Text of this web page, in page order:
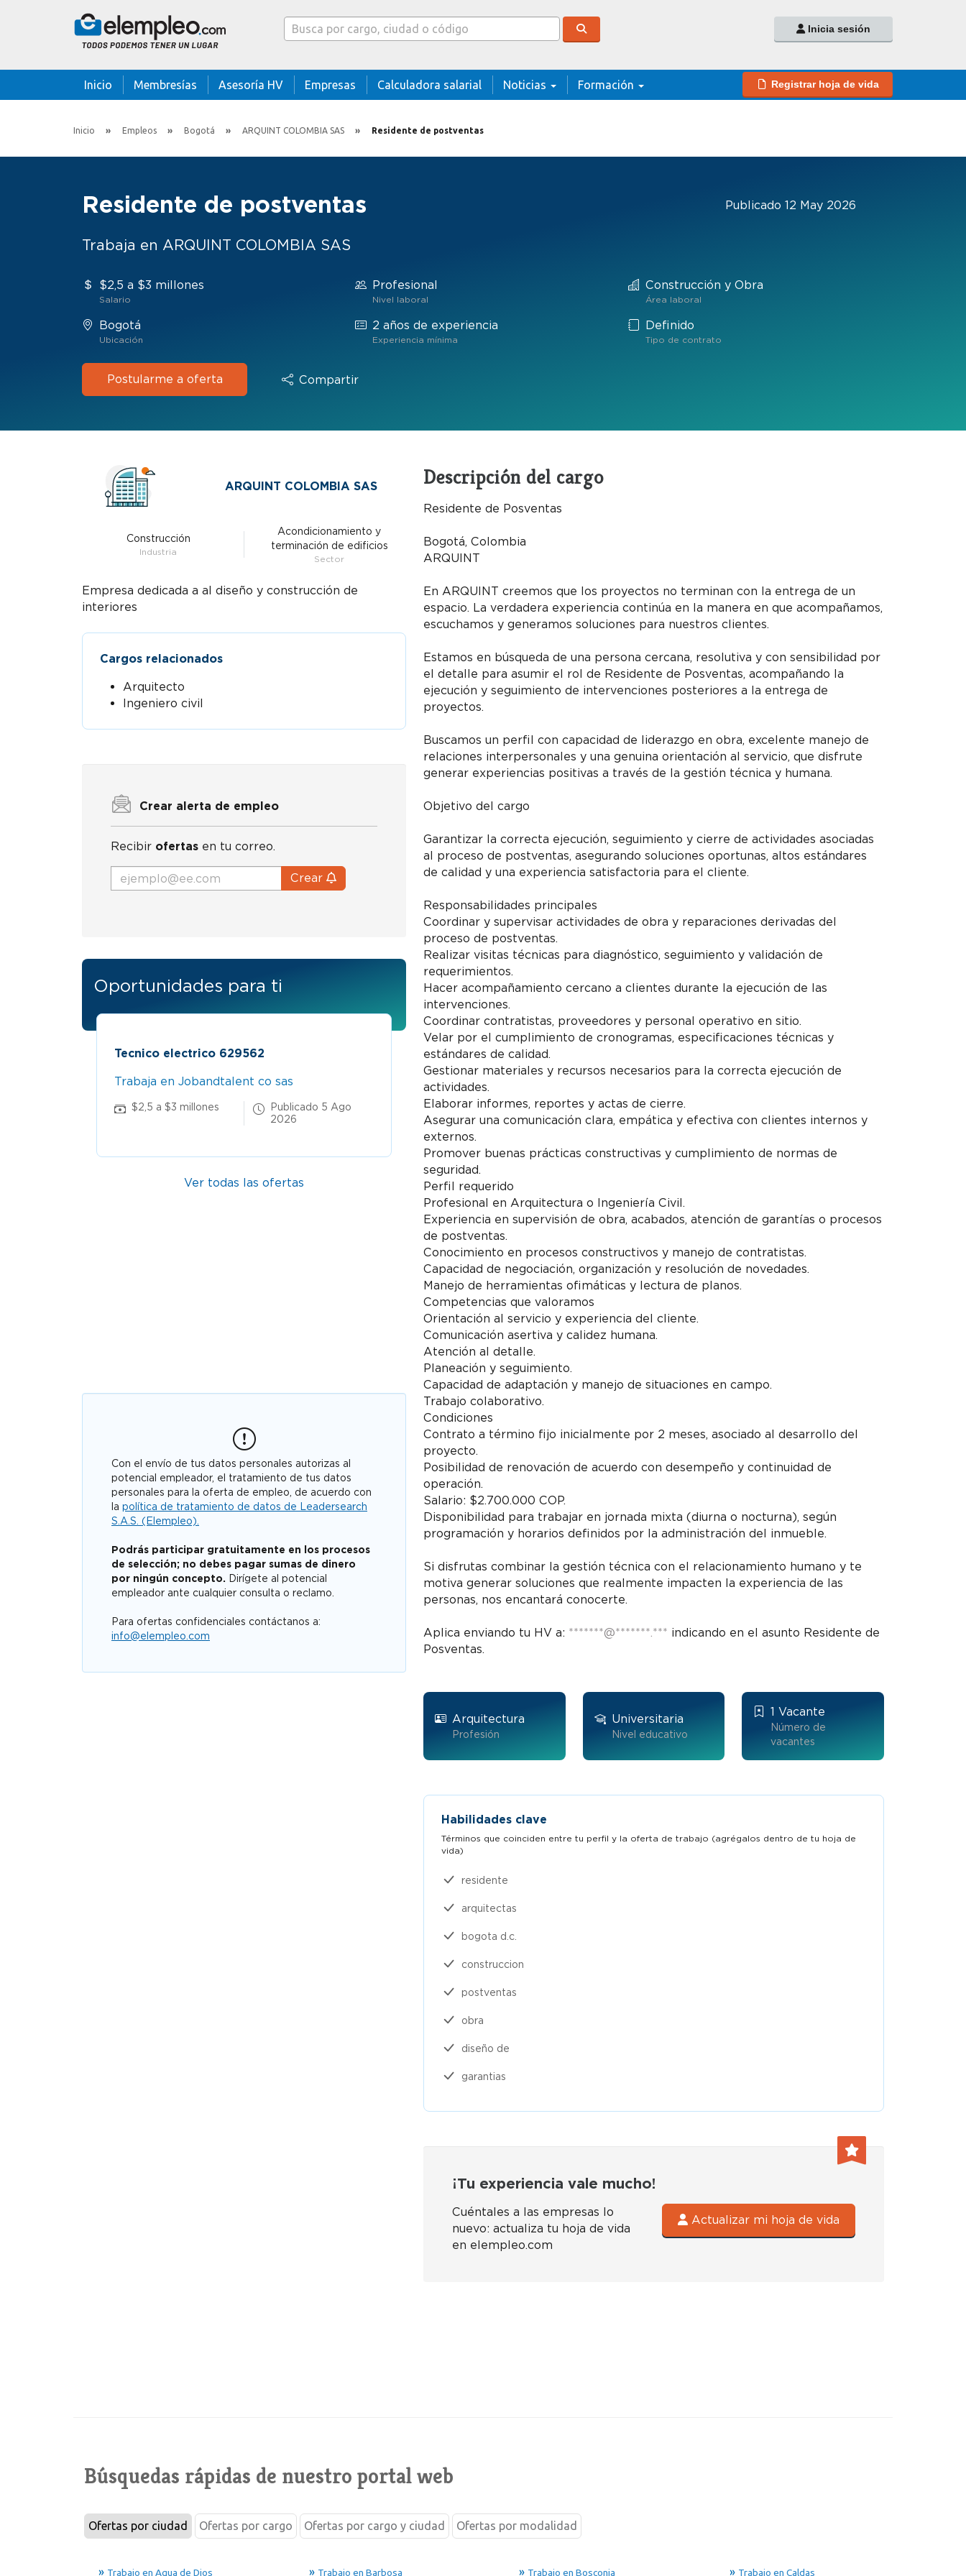
Caja buscador
Inicia sesión
Inicio Membresías Asesoría HV Empresas Calculadora salarial Noticias Formación Registrar hoja de vida
Inicio Empleos Bogotá ARQUINT COLOMBIA SAS Residente de postventas
Residente de postventas Publicado 12 May 2026
Trabaja en ARQUINT COLOMBIA SAS
$2,5 a $3 millones
Salario
Bogotá
Ubicación
Profesional
Nivel laboral
2 años de experiencia
Experiencia mínima
Construcción y Obra
Área laboral
Definido
Tipo de contrato
Postularme a oferta Compartir
ARQUINT COLOMBIA SAS
Construcción
Industria
Acondicionamiento y
terminación de edificios
Sector
Empresa dedicada a al diseño y construcción de
interiores
Cargos relacionados
Arquitecto
Ingeniero civil
Crear alerta de empleo
Recibir ofertas en tu correo.
Crear
Oportunidades para ti
Tecnico electrico 629562
Trabaja en Jobandtalent co sas
$2,5 a $3 millones
Publicado 5 Ago
2026
Ingeniero auxiliar de diseño - redes
eléctricas
Trabaja en Mach ingenieros sas
$2,5 a $3 millones
Publicado 5 Ago
2026
Trabaja en Empresa confidencial
Ver todas las ofertas
Con el envío de tus datos personales autorizas al
potencial empleador, el tratamiento de tus datos
personales para la oferta de empleo, de acuerdo con
la política de tratamiento de datos de Leadersearch
S.A.S. (Elempleo).
Podrás participar gratuitamente en los procesos
de selección; no debes pagar sumas de dinero
por ningún concepto. Dirígete al potencial
empleador ante cualquier consulta o reclamo.
Para ofertas confidenciales contáctanos a:
info@elempleo.com
Descripción del cargo
Residente de Posventas
Bogotá, Colombia
ARQUINT
En ARQUINT creemos que los proyectos no terminan con la entrega de un
espacio. La verdadera experiencia continúa en la manera en que acompañamos,
escuchamos y generamos soluciones para nuestros clientes.
Estamos en búsqueda de una persona cercana, resolutiva y con sensibilidad por
el detalle para asumir el rol de Residente de Posventas, acompañando la
ejecución y seguimiento de intervenciones posteriores a la entrega de
proyectos.
Buscamos un perfil con capacidad de liderazgo en obra, excelente manejo de
relaciones interpersonales y una genuina orientación al servicio, que disfrute
generar experiencias positivas a través de la gestión técnica y humana.
Objetivo del cargo
Garantizar la correcta ejecución, seguimiento y cierre de actividades asociadas
al proceso de postventas, asegurando soluciones oportunas, altos estándares
de calidad y una experiencia satisfactoria para el cliente.
Responsabilidades principales
Coordinar y supervisar actividades de obra y reparaciones derivadas del
proceso de postventas.
Realizar visitas técnicas para diagnóstico, seguimiento y validación de
requerimientos.
Hacer acompañamiento cercano a clientes durante la ejecución de las
intervenciones.
Coordinar contratistas, proveedores y personal operativo en sitio.
Velar por el cumplimiento de cronogramas, especificaciones técnicas y
estándares de calidad.
Gestionar materiales y recursos necesarios para la correcta ejecución de
actividades.
Elaborar informes, reportes y actas de cierre.
Asegurar una comunicación clara, empática y efectiva con clientes internos y
externos.
Promover buenas prácticas constructivas y cumplimiento de normas de
seguridad.
Perfil requerido
Profesional en Arquitectura o Ingeniería Civil.
Experiencia en supervisión de obra, acabados, atención de garantías o procesos
de postventas.
Conocimiento en procesos constructivos y manejo de contratistas.
Capacidad de negociación, organización y resolución de novedades.
Manejo de herramientas ofimáticas y lectura de planos.
Competencias que valoramos
Orientación al servicio y experiencia del cliente.
Comunicación asertiva y calidez humana.
Atención al detalle.
Planeación y seguimiento.
Capacidad de adaptación y manejo de situaciones en campo.
Trabajo colaborativo.
Condiciones
Contrato a término fijo inicialmente por 2 meses, asociado al desarrollo del
proyecto.
Posibilidad de renovación de acuerdo con desempeño y continuidad de
operación.
Salario: $2.700.000 COP.
Disponibilidad para trabajar en jornada mixta (diurna o nocturna), según
programación y horarios definidos por la administración del inmueble.
Si disfrutas combinar la gestión técnica con el relacionamiento humano y te
motiva generar soluciones que realmente impacten la experiencia de las
personas, nos encantará conocerte.
Aplica enviando tu HV a: *******@*******.*** indicando en el asunto Residente de
Posventas.
Arquitectura
Profesión
Universitaria
Nivel educativo
1 Vacante
Número de
vacantes
Habilidades clave
Términos que coinciden entre tu perfil y la oferta de trabajo (agrégalos dentro de tu hoja de
vida)​
residente
arquitectas
bogota d.c.
construccion
postventas
obra
diseño de
garantias
¡Tu experiencia vale mucho!
Cuéntales a las empresas lo
nuevo: actualiza tu hoja de vida
en elempleo.com
Actualizar mi hoja de vida
Búsquedas rápidas de nuestro portal web
Ofertas por ciudad Ofertas por cargo Ofertas por cargo y ciudad Ofertas por modalidad
Trabajo en Agua de Dios Trabajo en Barbosa Trabajo en Bosconia Trabajo en Caldas